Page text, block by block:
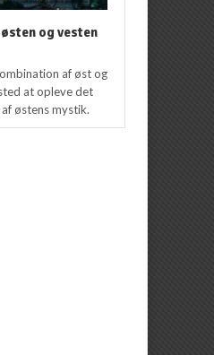
og vesten
af øst og
at opleve det
østens mystik.